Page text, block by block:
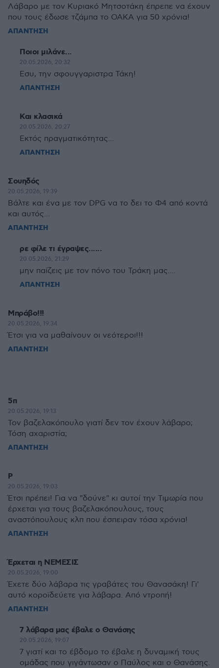
Λάβαρο με τον Κυριακό Μητσοτάκη έπρεπε να έχουν
που τους έδωσε τζάμπα το ΟΑΚΑ για 50 χρόνια!
ΑΠΑΝΤΗΣΗ
Ποιοι μιλάνε...
20.05.2026, 20:32
Eσυ, την σφουγγαριστρα Τάκη!
ΑΠΑΝΤΗΣΗ
Και κλασικά
20.05.2026, 20:27
Εκτός πραγματικότητας...
ΑΠΑΝΤΗΣΗ
Σουηδός
20.05.2026, 19:39
Βάλτε και ένα με τον DPG να το δει το Φ4 από κοντά
και αυτός...
ΑΠΑΝΤΗΣΗ
ρε φίλε τι έγραψες......
20.05.2026, 21:29
μην παίζεις με τον πόνο του Τράκη μας....
ΑΠΑΝΤΗΣΗ
Μπράβο!!!
20.05.2026, 19:34
Έτσι για να μαθαίνουν οι νεότεροι!!!
ΑΠΑΝΤΗΣΗ
5π
20.05.2026, 19:13
Τον βαζελακόπουλο γιατί δεν τον έχουν λάβαρο;
Τόση αχαριστία;
ΑΠΑΝΤΗΣΗ
Ρ
20.05.2026, 19:03
Έτσι πρέπει! Για να "δούνε" κι αυτοί την Τιμωρία που
έρχεται για τους βαζελακόπουλους, τους
αναστόπουλους κλπ που έσπειραν τόσα χρόνια!
ΑΠΑΝΤΗΣΗ
Έρχεται η ΝΕΜΕΣΙΣ
20.05.2026, 19:00
Έχετε δύο λάβαρα τις γραβάτες του Θανασάκη! Γι'
αυτό κοροϊδεύετε για λάβαρα. Από ντροπή!
ΑΠΑΝΤΗΣΗ
7 λάβαρα μας έβαλε ο Θανάσης
20.05.2026, 19:07
7 γιατί και το έβδομο το έβαλε η δυναμική τους
ομάδας που γιγάντωσαν ο Παύλος και ο Θανάσης.